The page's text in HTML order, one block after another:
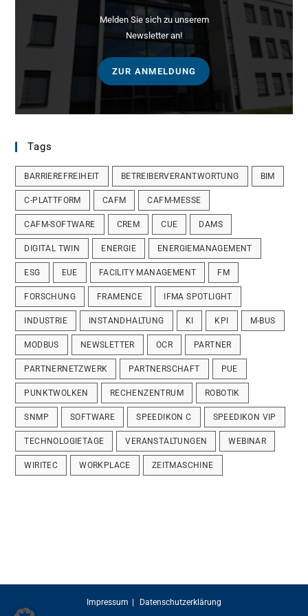
Melden Sie sich zu unserem
Newsletter an!
ZUR ANMELDUNG
Tags
BARRIEREFREIHEIT BETREIBERVERANTWORTUNG BIM
C-PLATTFORM CAFM CAFM-MESSE
CAFM-SOFTWARE CREM CUE DAMS
DIGITAL TWIN ENERGIE ENERGIEMANAGEMENT
ESG EUE FACILITY MANAGEMENT FM
FORSCHUNG FRAMENCE IFMA SPOTLIGHT
INDUSTRIE INSTANDHALTUNG KI KPI M-BUS
MODBUS NEWSLETTER OCR PARTNER
PARTNERNETZWERK PARTNERSCHAFT PUE
PUNKTWOLKEN RECHENZENTRUM ROBOTIK
SNMP SOFTWARE SPEEDIKON C SPEEDIKON VIP
TECHNOLOGIETAGE VERANSTALTUNGEN WEBINAR
WIRITEC WORKPLACE ZEITMASCHINE
Impressum Datenschutzerklärung